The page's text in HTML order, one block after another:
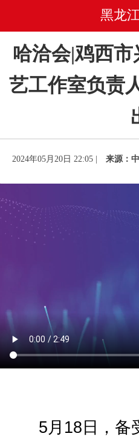
黑龙
哈洽会|鸡西
艺工作室负责
2024年05月20日 22:05 | 来源：
5月18日，备